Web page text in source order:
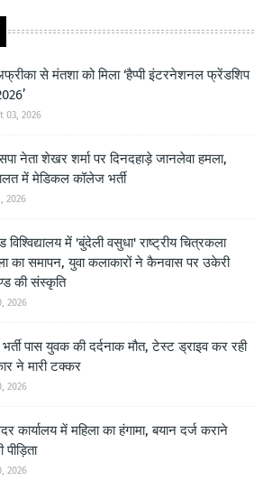
से मंतशा को मिला ‘हैप्पी इंटरनेशनल फ्रेंडशिप
03, 2026
नेता शेखर शर्मा पर दिनदहाड़े जानलेवा हमला,
में मेडिकल कॉलेज भर्ती
2026
में 'बुंदेली वसुधा' राष्ट्रीय चित्रकला
का समापन, युवा कलाकारों ने कैनवास पर उकेरी
की संस्कृति
2026
भर्ती पास युवक की दर्दनाक मौत, टेस्ट ड्राइव कर रही
ने मारी टक्कर
2026
कार्यालय में महिला का हंगामा, बयान दर्ज कराने
पीड़िता
2026